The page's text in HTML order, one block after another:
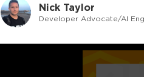
Nick Taylor
Developer Advocate/AI